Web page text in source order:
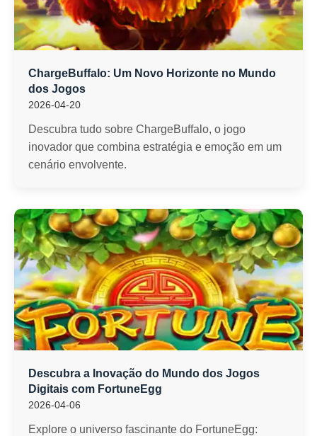
ChargeBuffalo: Um Novo Horizonte no Mundo
dos Jogos
2026-04-20
Descubra tudo sobre ChargeBuffalo, o jogo
inovador que combina estratégia e emoção em um
cenário envolvente.
Descubra a Inovação do Mundo dos Jogos
Digitais com FortuneEgg
2026-04-06
Explore o universo fascinante do FortuneEgg: